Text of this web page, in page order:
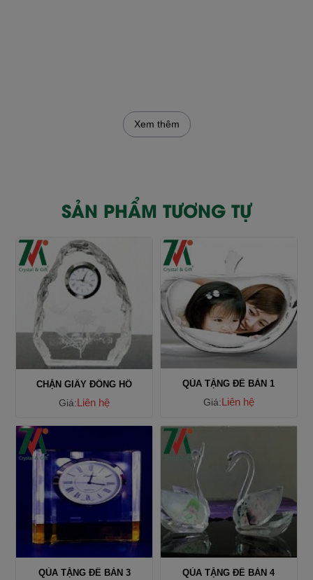
Xem thêm
SẢN PHẨM TƯƠNG TỰ
CHẶN GIẤY ĐỒNG HỒ
Giá:Liên hệ
QÙA TẶNG ĐỂ BÀN 1
Giá:Liên hệ
QÙA TẶNG ĐỂ BÀN 3 QÙA TẶNG ĐỂ BÀN 4